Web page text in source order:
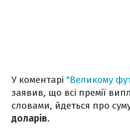
У коментарі "Великому
заявив, що всі премії
словами, йдеться про
доларів.